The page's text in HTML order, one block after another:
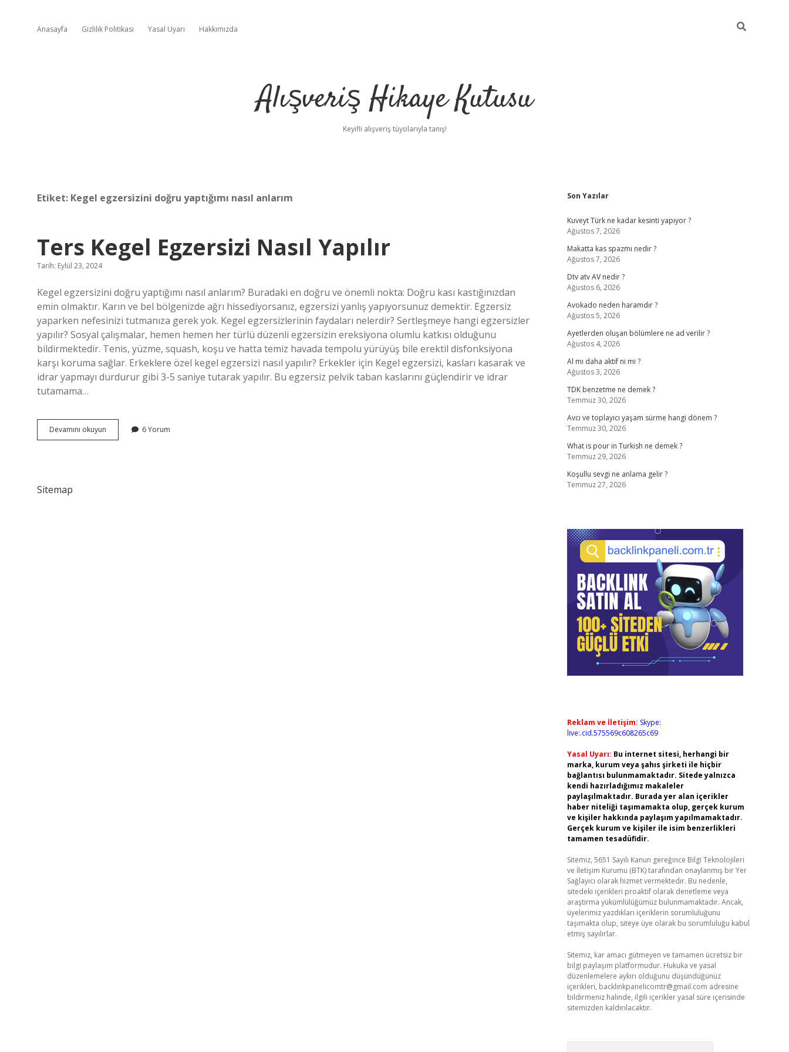
Anasayfa Gizlilik Politikası Yasal Uyarı Hakkımızda
Alışveriş Hikaye Kutusu
Keyifli alışveriş tüyolarıyla tanış!
Etiket: Kegel egzersizini doğru yaptığımı nasıl anlarım
Ters Kegel Egzersizi Nasıl Yapılır
Tarih: Eylül 23, 2024
Kegel egzersizini doğru yaptığımı nasıl anlarım? Buradaki en doğru ve önemli nokta: Doğru kası kastığınızdan
emin olmaktır. Karın ve bel bölgenizde ağrı hissediyorsanız, egzersizi yanlış yapıyorsunuz demektir. Egzersiz
yaparken nefesinizi tutmanıza gerek yok. Kegel egzersizlerinin faydaları nelerdir? Sertleşmeye hangi egzersizler
yapılır? Sosyal çalışmalar, hemen hemen her türlü düzenli egzersizin ereksiyona olumlu katkısı olduğunu
bildirmektedir. Tenis, yüzme, squash, koşu ve hatta temiz havada tempolu yürüyüş bile erektil disfonksiyona
karşı koruma sağlar. Erkeklere özel kegel egzersizi nasıl yapılır? Erkekler için Kegel egzersizi, kasları kasarak ve
idrar yapmayı durdurur gibi 3-5 saniye tutarak yapılır. Bu egzersiz pelvik taban kaslarını güçlendirir ve idrar
tutamama…
Devamını okuyun
Kegel
6 Yorum
Sitemap
Sidebar
Son Yazılar
Kuveyt Türk ne kadar kesinti yapıyor ?
Ağustos 7, 2026
Makatta kas spazmı nedir ?
Ağustos 7, 2026
Dtv atv AV nedir ?
Ağustos 6, 2026
Avokado neden haramdır ?
Ağustos 5, 2026
Ayetlerden oluşan bölümlere ne ad verilir ?
Ağustos 4, 2026
Al mı daha aktif ni mi ?
Ağustos 3, 2026
TDK benzetme ne demek ?
Temmuz 30, 2026
Avcı ve toplayıcı yaşam sürme hangi dönem ?
Temmuz 30, 2026
What is pour in Turkish ne demek ?
Temmuz 29, 2026
Koşullu sevgi ne anlama gelir ?
Temmuz 27, 2026
Reklam ve İletişim: Skype:
live:.cid.575569c608265c69
Yasal Uyarı: Bu internet sitesi, herhangi bir
marka, kurum veya şahıs şirketi ile hiçbir
bağlantısı bulunmamaktadır. Sitede yalnızca
kendi hazırladığımız makaleler
paylaşılmaktadır. Burada yer alan içerikler
haber niteliği taşımamakta olup, gerçek kurum
ve kişiler hakkında paylaşım yapılmamaktadır.
Gerçek kurum ve kişiler ile isim benzerlikleri
tamamen tesadüfidir.
Sitemiz, 5651 Sayılı Kanun gereğince Bilgi Teknolojileri
ve İletişim Kurumu (BTK) tarafından onaylanmış bir Yer
Sağlayıcı olarak hizmet vermektedir. Bu nedenle,
sitedeki içerikleri proaktif olarak denetleme veya
araştırma yükümlülüğümüz bulunmamaktadır. Ancak,
üyelerimiz yazdıkları içeriklerin sorumluluğunu
taşımakta olup, siteye üye olarak bu sorumluluğu kabul
etmiş sayılırlar.
Sitemiz, kar amacı gütmeyen ve tamamen ücretsiz bir
bilgi paylaşım platformudur. Hukuka ve yasal
düzenlemelere aykırı olduğunu düşündüğünüz
içerikleri, backlinkpanelicomtr@gmail.com adresine
bildirmeniz halinde, ilgili içerikler yasal süre içerisinde
sitemizden kaldırılacaktır.